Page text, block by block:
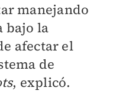
manejando
bajo la
afectar el
de
, explicó.